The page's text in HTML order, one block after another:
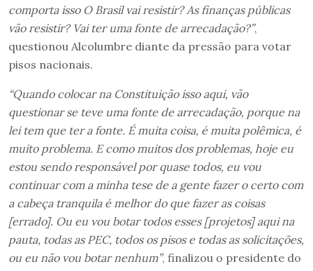
comporta isso O Brasil vai resistir? As finanças públicas
vão resistir? Vai ter uma fonte de arrecadação?”,
questionou Alcolumbre diante da pressão para votar
pisos nacionais.
“Quando colocar na Constituição isso aqui, vão
questionar se teve uma fonte de arrecadação, porque na
lei tem que ter a fonte. É muita coisa, é muita polêmica, é
muito problema. E como muitos dos problemas, hoje eu
estou sendo responsável por quase todos, eu vou
continuar com a minha tese de a gente fazer o certo com
a cabeça tranquila é melhor do que fazer as coisas
[errado]. Ou eu vou botar todos esses [projetos] aqui na
pauta, todas as PEC, todos os pisos e todas as solicitações,
ou eu não vou botar nenhum”, finalizou o presidente do